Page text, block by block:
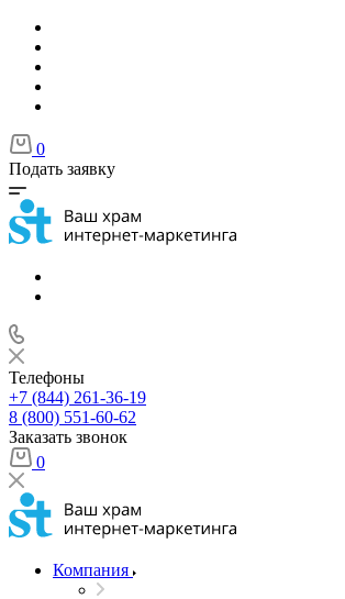
0
Подать заявку
Телефоны
+7 (844) 261-36-19
8 (800) 551-60-62
Заказать звонок
0
Компания